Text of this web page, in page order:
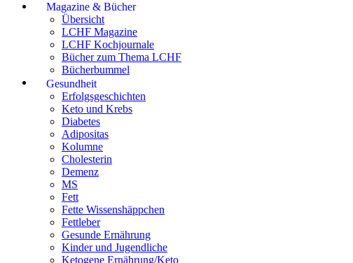
Magazine & Bücher
Übersicht
LCHF Magazine
LCHF Kochjournale
Bücher zum Thema LCHF
Bücherbummel
Gesundheit
Erfolgsgeschichten
Keto und Krebs
Diabetes
Adipositas
Kolumne
Cholesterin
Demenz
MS
Fett
Fette Wissenshäppchen
Fettleber
Gesunde Ernährung
Kinder und Jugendliche
Ketogene Ernährung/Keto